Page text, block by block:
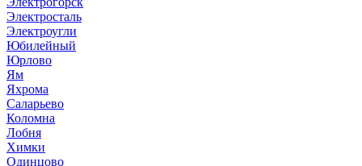
Электросталь
Электроугли
Юбилейный
Юрлово
Ям
Яхрома
Саларьево
Коломна
Лобня
Химки
Одинцово